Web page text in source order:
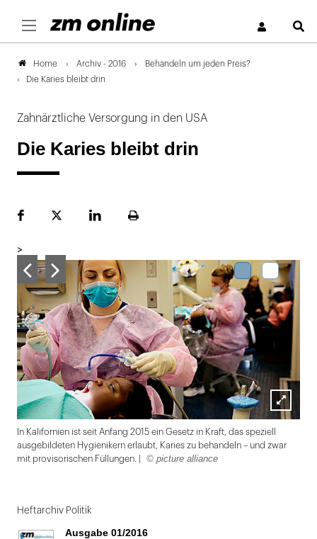
Home Archiv - 2016
Behandeln um jeden Preis?
Die Karies bleibt drin
Zahnärztliche Versorgung in den USA
Die Karies bleibt drin
FacebookPlattformLinekdInSeite
>
Lightbox
öffnen
In Kalifornien ist seit Anfang 2015 ein Gesetz in Kraft, das speziell
ausgebildeten Hygienikern erlaubt, Karies zu behandeln – und zwar
mit provisorischen Füllungen. |
© picture alliance
1
von
Heftarchiv Politik
Ausgabe 01/2016